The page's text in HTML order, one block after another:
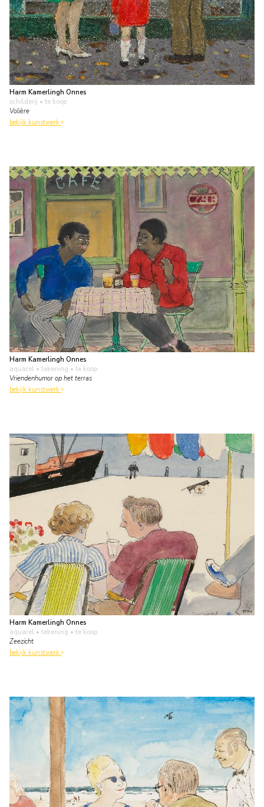
Harm Kamerlingh Onnes
schilderij • te koop
Volière
bekijk kunstwerk
Harm Kamerlingh Onnes
aquarel • tekening • te koop
Vriendenhumor op het terras
bekijk kunstwerk
Harm Kamerlingh Onnes
aquarel • tekening • te koop
Zeezicht
bekijk kunstwerk